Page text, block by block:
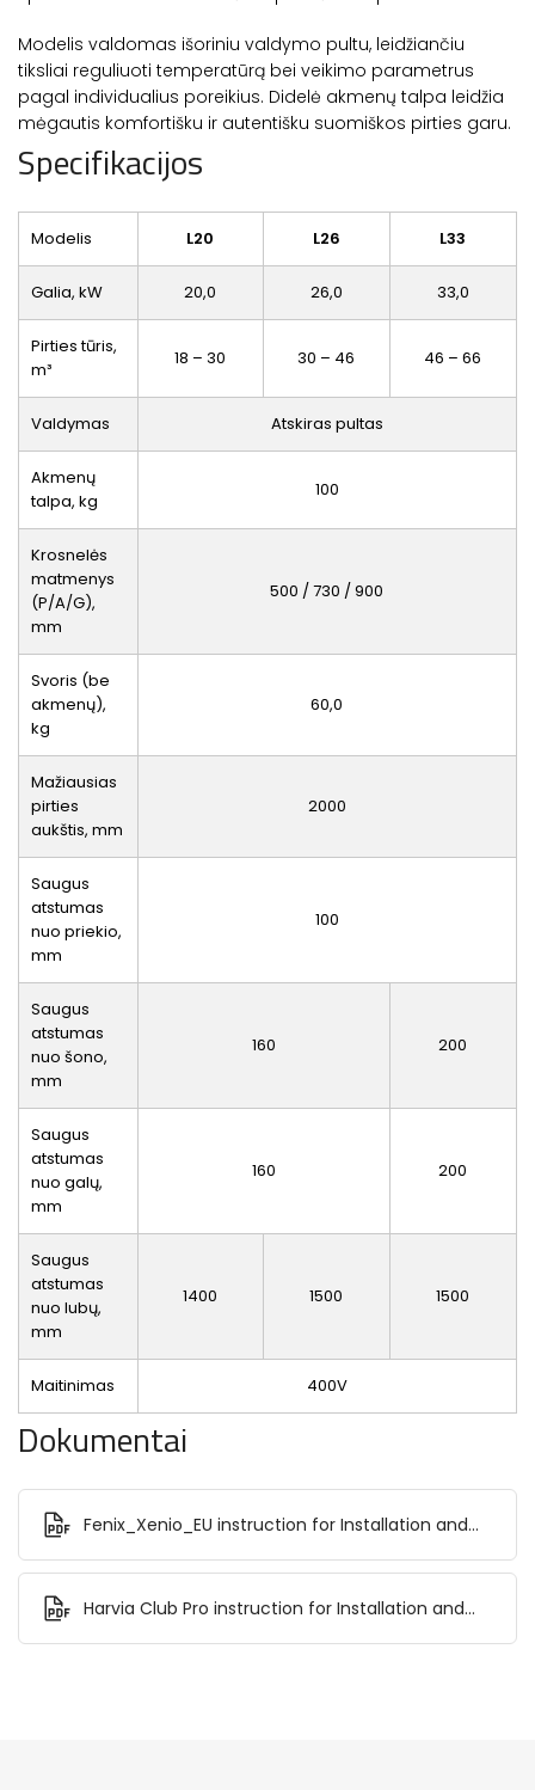
Modelis valdomas išoriniu valdymo pultu, leidžiančiu
tiksliai reguliuoti temperatūrą bei veikimo parametrus
pagal individualius poreikius. Didelė akmenų talpa leidžia
mėgautis komfortišku ir autentišku suomiškos pirties garu.
Specifikacijos
Modelis L20 L26 L33
Galia, kW 20,0 26,0 33,0
Pirties tūris,
m³
18 – 30 30 – 46 46 – 66
Valdymas Atskiras pultas
Akmenų
talpa, kg
100
Krosnelės
matmenys
(P/A/G),
mm
500 / 730 / 900
Svoris (be
akmenų),
kg
60,0
Mažiausias
pirties
aukštis, mm
2000
Saugus
atstumas
nuo priekio,
mm
100
Saugus
atstumas
nuo šono,
mm
160 200
Saugus
atstumas
nuo galų,
mm
160 200
Saugus
atstumas
nuo lubų,
mm
1400 1500 1500
Maitinimas 400V
Dokumentai
Fenix_Xenio_EU instruction for Installation and
Use.pdf
Harvia Club Pro instruction for Installation and
Use.pdf